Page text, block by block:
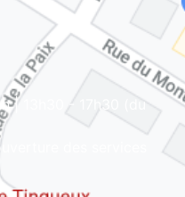
| 13h30 - 17h30 (du
des services